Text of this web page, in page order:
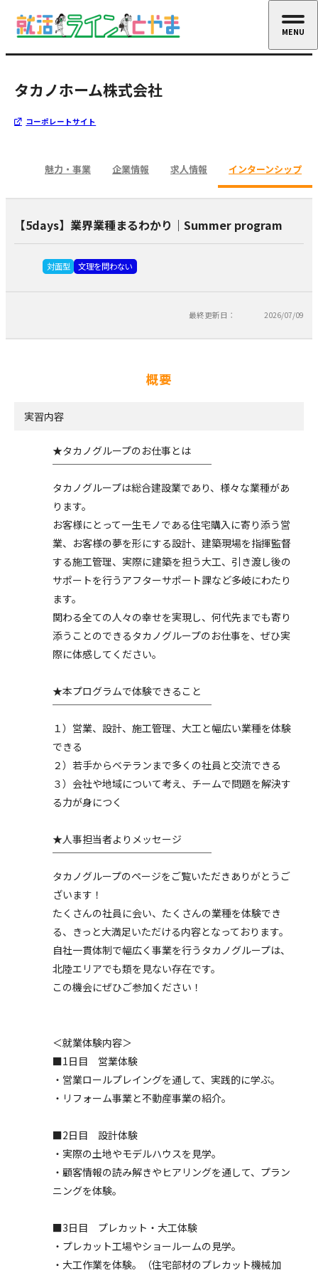
タカノホーム株式会社
コーポレートサイト
魅力・事業 企業情報 求人情報 インターンシップ
【5days】業界業種まるわかり｜Summer program
対面型 文理を問わない
最終更新日： 2026/07/09
概要
実習内容
★タカノグループのお仕事とは
￣￣￣￣￣￣￣￣￣￣￣￣￣￣￣￣
タカノグループは総合建設業であり、様々な業種があ
ります。
お客様にとって一生モノである住宅購入に寄り添う営
業、お客様の夢を形にする設計、建築現場を指揮監督
する施工管理、実際に建築を担う大工、引き渡し後の
サポートを行うアフターサポート課など多岐にわたり
ます。
関わる全ての人々の幸せを実現し、何代先までも寄り
添うことのできるタカノグループのお仕事を、ぜひ実
際に体感してください。
★本プログラムで体験できること
￣￣￣￣￣￣￣￣￣￣￣￣￣￣￣￣
１）営業、設計、施工管理、大工と幅広い業種を体験
できる
２）若手からベテランまで多くの社員と交流できる
３）会社や地域について考え、チームで問題を解決す
る力が身につく
★人事担当者よりメッセージ
￣￣￣￣￣￣￣￣￣￣￣￣￣￣￣￣
タカノグループのページをご覧いただきありがとうご
ざいます！
たくさんの社員に会い、たくさんの業種を体験でき
る、きっと大満足いただける内容となっております。
自社一貫体制で幅広く事業を行うタカノグループは、
北陸エリアでも類を見ない存在です。
この機会にぜひご参加ください！
＜就業体験内容＞
■1日目 営業体験
・営業ロールプレイングを通して、実践的に学ぶ。
・リフォーム事業と不動産事業の紹介。
■2日目 設計体験
・実際の土地やモデルハウスを見学。
・顧客情報の読み解きやヒアリングを通して、プラン
ニングを体験。
■3日目 プレカット・大工体験
・プレカット工場やショールームの見学。
・大工作業を体験。（住宅部材のプレカット機械加
MENU